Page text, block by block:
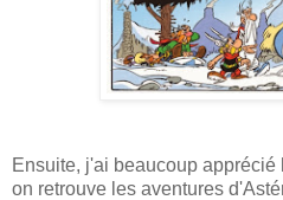
Ensuite, j'ai beaucoup
on retrouve les aventures